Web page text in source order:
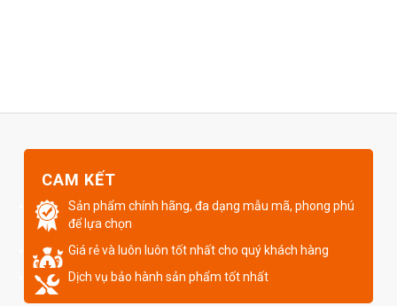
CAM KẾT
Sản phẩm chính hãng, đa dạng mẫu mã, phong phú
để lựa chọn
Giá rẻ và luôn luôn tốt nhất cho quý khách hàng
Dịch vụ bảo hành sản phẩm tốt nhất